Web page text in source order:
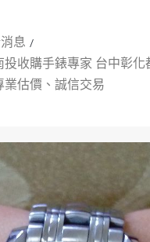
息
投收購手錶專家 台中彰化
業估價、誠信交易